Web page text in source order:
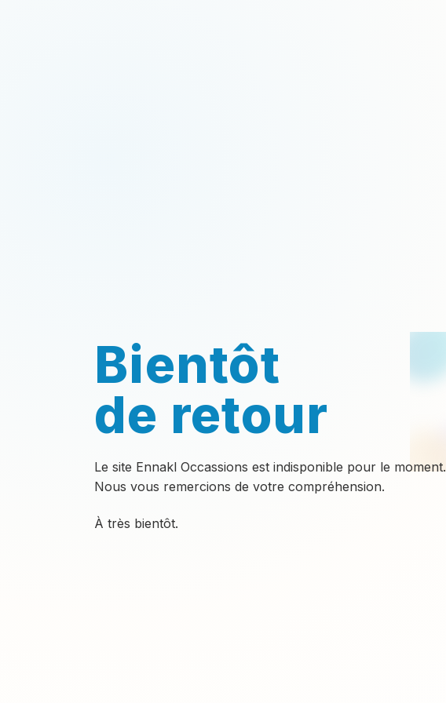
Bientôt
de retour
Le site Ennakl Occassions est indisponible pour le moment.
Nous vous remercions de votre compréhension.
À très bientôt.